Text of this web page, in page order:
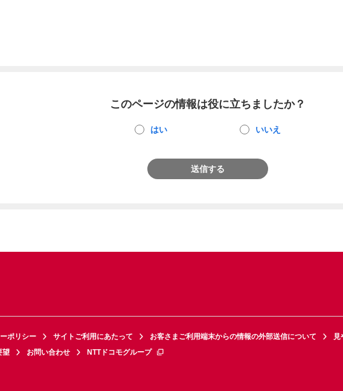
このページの情報は役に立ちましたか？
はい いいえ
送信する
ポリシー サイトご利用にあたって お客さまご利用端末からの情報の外部送信について
見
望 お問い合わせ NTTドコモグループ